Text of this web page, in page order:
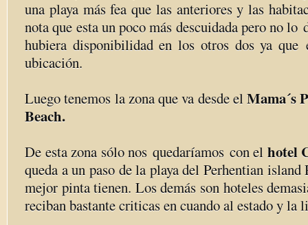
una playa más fea que las anteriores y las
nota que esta un poco más descuidada pero no lo
hubiera disponibilidad en los otros dos ya que
ubicación.
Luego tenemos la zona que va desde el Mama´s
Beach.
De esta zona sólo nos quedaríamos con el hotel
queda a un paso de la playa del Perhentian
mejor pinta tienen. Los demás son hoteles
reciban bastante criticas en cuando al estado y la